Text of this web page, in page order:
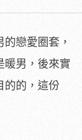
戀愛圈套，
暖男，後來實
的的，這份